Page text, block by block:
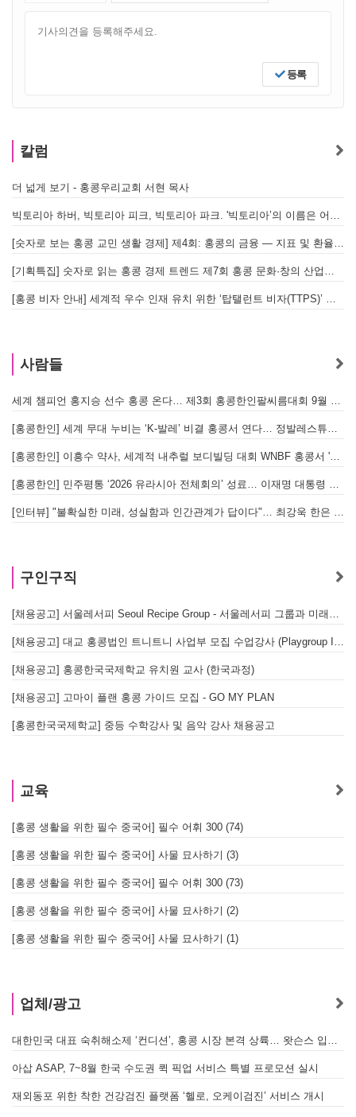
등록
칼럼
더 넓게 보기 - 홍콩우리교회 서현 목사
빅토리아 하버, 빅토리아 피크, 빅토리아 파크. '빅토리아’의 이름은 어떻게 온 걸까? - [이승권 원장의 생활칼럼]
[숫자로 보는 홍콩 교민 생활 경제] 제4회: 홍콩의 금융 — 지표 및 환율, MPF 운영 현황
[기획특집] 숫자로 읽는 홍콩 경제 트렌드 제7회 홍콩 문화·창의 산업의 구조와 분야별 동향
[홍콩 비자 안내] 세계적 우수 인재 유치 위한 ‘탑탤런트 비자(TTPS)’ 주요 요건
사람들
세계 챔피언 홍지승 선수 홍콩 온다… 제3회 홍콩한인팔씨름대회 9월 12일 개최
[홍콩한인] 세계 무대 누비는 ‘K-발레’ 비결 홍콩서 연다… 정발레스튜디오 개원
[홍콩한인] 이흥수 약사, 세계적 내추럴 보디빌딩 대회 WNBF 홍콩서 '마스터 부문 1위' 기염
[홍콩한인] 민주평통 ‘2026 유라시아 전체회의’ 성료… 이재명 대통령 참석으로 의미 더해
[인터뷰] "불확실한 미래, 성실함과 인간관계가 답이다"… 최강욱 한은 부소장이 청소년들에게 전하는 응원
구인구직
[채용공고] 서울레서피 Seoul Recipe Group - 서울레서피 그룹과 미래를 함께할 유능한 인재를 모십니다
[채용공고] 대교 홍콩법인 트니트니 사업부 모집 수업강사 (Playgroup Instructor)
[채용공고] 홍콩한국국제학교 유치원 교사 (한국과정)
[채용공고] 고마이 플랜 홍콩 가이드 모집 - GO MY PLAN
[홍콩한국국제학교] 중등 수학강사 및 음악 강사 채용공고
교육
[홍콩 생활을 위한 필수 중국어] 필수 어휘 300 (74)
[홍콩 생활을 위한 필수 중국어] 사물 묘사하기 (3)
[홍콩 생활을 위한 필수 중국어] 필수 어휘 300 (73)
[홍콩 생활을 위한 필수 중국어] 사물 묘사하기 (2)
[홍콩 생활을 위한 필수 중국어] 사물 묘사하기 (1)
업체/광고
대한민국 대표 숙취해소제 ‘컨디션’, 홍콩 시장 본격 상륙… 왓슨스 입점 기념 할인 행사 진행
아삽 ASAP, 7~8월 한국 수도권 퀵 픽업 서비스 특별 프로모션 실시
재외동포 위한 착한 건강검진 플랫폼 ‘헬로, 오케이검진’ 서비스 개시